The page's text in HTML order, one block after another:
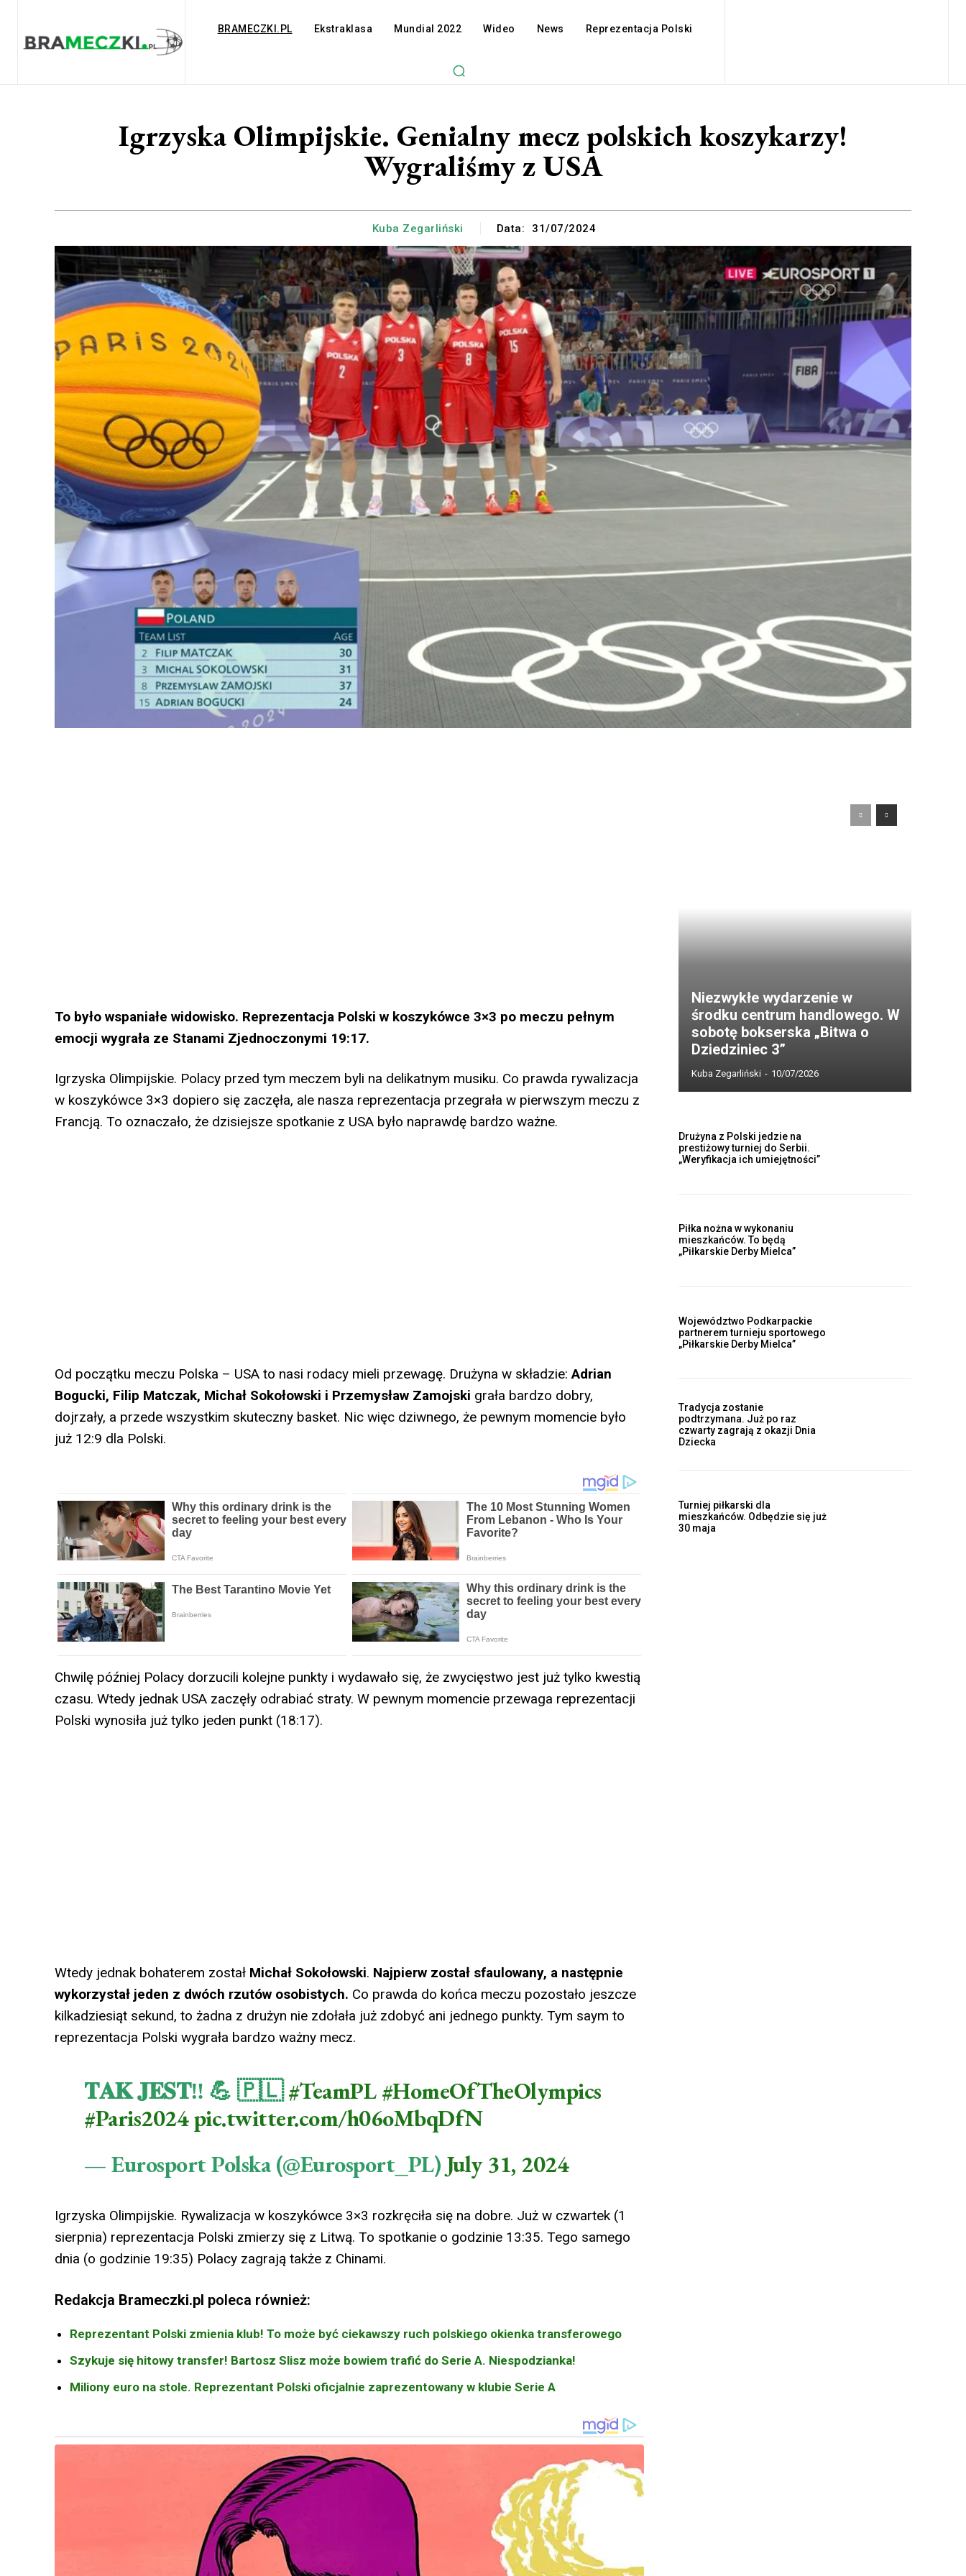
BRAMECZKI.PL Ekstraklasa Mundial 2022 Wideo News Reprezentacja Polski
Igrzyska Olimpijskie. Genialny mecz polskich koszykarzy!
Wygraliśmy z USA
Kuba Zegarliński Data: 31/07/2024
To było wspaniałe widowisko. Reprezentacja Polski w koszykówce 3×3 po meczu pełnym
emocji wygrała ze Stanami Zjednoczonymi 19:17.
Igrzyska Olimpijskie. Polacy przed tym meczem byli na delikatnym musiku. Co prawda rywalizacja
w koszykówce 3×3 dopiero się zaczęła, ale nasza reprezentacja przegrała w pierwszym meczu z
Francją. To oznaczało, że dzisiejsze spotkanie z USA było naprawdę bardzo ważne.
Od początku meczu Polska – USA to nasi rodacy mieli przewagę. Drużyna w składzie: Adrian
Bogucki, Filip Matczak, Michał Sokołowski i Przemysław Zamojski grała bardzo dobry,
dojrzały, a przede wszystkim skuteczny basket. Nic więc dziwnego, że pewnym momencie było
już 12:9 dla Polski.
Chwilę później Polacy dorzucili kolejne punkty i wydawało się, że zwycięstwo jest już tylko kwestią
czasu. Wtedy jednak USA zaczęły odrabiać straty. W pewnym momencie przewaga reprezentacji
Polski wynosiła już tylko jeden punkt (18:17).
Wtedy jednak bohaterem został Michał Sokołowski. Najpierw został sfaulowany, a następnie
wykorzystał jeden z dwóch rzutów osobistych. Co prawda do końca meczu pozostało jeszcze
kilkadziesiąt sekund, to żadna z drużyn nie zdołała już zdobyć ani jednego punkty. Tym saym to
reprezentacja Polski wygrała bardzo ważny mecz.
𝐓𝐀𝐊 𝐉𝐄𝐒𝐓‼️ 💪 🇵🇱#TeamPL #HomeOfTheOlympics
#Paris2024pic.twitter.com/h06oMbqDfN
— Eurosport Polska (@Eurosport_PL) July 31, 2024
Igrzyska Olimpijskie. Rywalizacja w koszykówce 3×3 rozkręciła się na dobre. Już w czwartek (1
sierpnia) reprezentacja Polski zmierzy się z Litwą. To spotkanie o godzinie 13:35. Tego samego
dnia (o godzinie 19:35) Polacy zagrają także z Chinami.
Redakcja Brameczki.pl poleca również:
Reprezentant Polski zmienia klub! To może być ciekawszy ruch polskiego okienka transferowego
Szykuje się hitowy transfer! Bartosz Slisz może bowiem trafić do Serie A. Niespodzianka!
Miliony euro na stole. Reprezentant Polski oficjalnie zaprezentowany w klubie Serie A
Niezwykłe wydarzenie w
środku centrum handlowego. W
sobotę bokserska „Bitwa o
Dziedziniec 3”
Kuba Zegarliński - 10/07/2026
Drużyna z Polski jedzie na
prestiżowy turniej do Serbii.
„Weryfikacja ich umiejętności”
Piłka nożna w wykonaniu
mieszkańców. To będą
„Piłkarskie Derby Mielca”
Województwo Podkarpackie
partnerem turnieju sportowego
„Piłkarskie Derby Mielca”
Tradycja zostanie
podtrzymana. Już po raz
czwarty zagrają z okazji Dnia
Dziecka
Turniej piłkarski dla
mieszkańców. Odbędzie się już
30 maja